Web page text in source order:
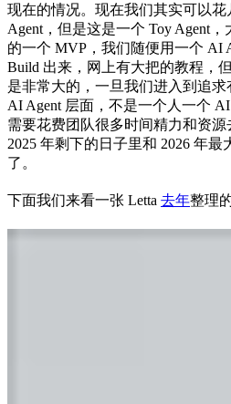
现在的情况。现在我们其实可以
Agent，但是这是一个 Toy Agent
的一个 MVP，我们随便用一个 AI
Build 出来，网上有大把的教程，
是非常大的，一旦我们进入到追
AI Agent 层面，不是一个人一个
需要花费团队很多时间精力和资
2025 年剩下的日子里和 2026 年
了。
下面我们来看一张 Letta 去年整理